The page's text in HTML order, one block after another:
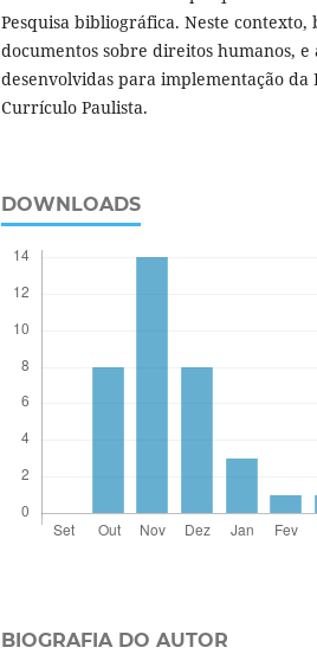
Pesquisa bibliográfica. Neste contexto,
documentos sobre direitos humanos, e
desenvolvidas para implementação da
Currículo Paulista.
DOWNLOADS
BIOGRAFIA DO AUTOR